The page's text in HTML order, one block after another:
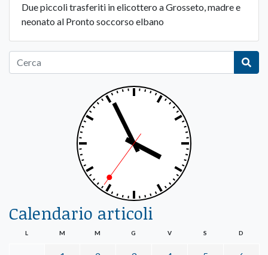
Due piccoli trasferiti in elicottero a Grosseto, madre e
neonato al Pronto soccorso elbano
Calendario articoli
L M M G V S D